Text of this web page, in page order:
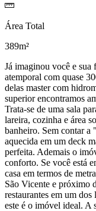
Área Total
389m²
Já imaginou você e sua
atemporal com quase
delas master com
superior encontramos
Trata-se de uma sala
lareira, cozinha e área
banheiro. Sem contar a
aquecida em um deck
perfeita. Ademais o
conforto. Se você está
casa em termos de
São Vicente e próximo
restaurantes em um
este é o imóvel ideal. A